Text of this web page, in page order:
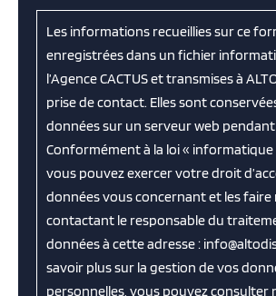
Les informations recueillies sur ce
enregistrées dans un fichier
l’Agence CACTUS et transmises à
prise de contact. Elles sont
données sur un serveur web pendant
Conformément à la loi « informatique
vous pouvez exercer votre droit
données vous concernant et les faire
contactant le responsable du
données à cette adresse :
savoir plus sur la gestion de vos
personnelles, vous pouvez consulter